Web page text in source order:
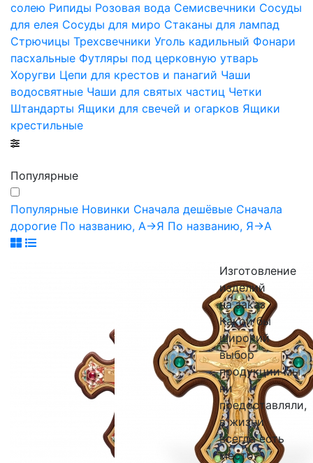
солею Рипиды Розовая вода Семисвечники Сосуды
для елея Сосуды для миро Стаканы для лампад
Стрючицы Трехсвечники Уголь кадильный Фонари
пасхальные Футляры под церковную утварь
Хоругви Цепи для крестов и панагий Чаши
водосвятные Чаши для святых частиц Четки
Штандарты Ящики для свечей и огарков Ящики
крестильные
Популярные
Популярные Новинки Сначала дешёвые Сначала
дорогие По названию, А->Я По названию, Я->А
Изготовление
изделий
на заказ
Какой бы
широкий
выбор
продукции мы
ни
предоставляли,
в жизни
всегда есть
место